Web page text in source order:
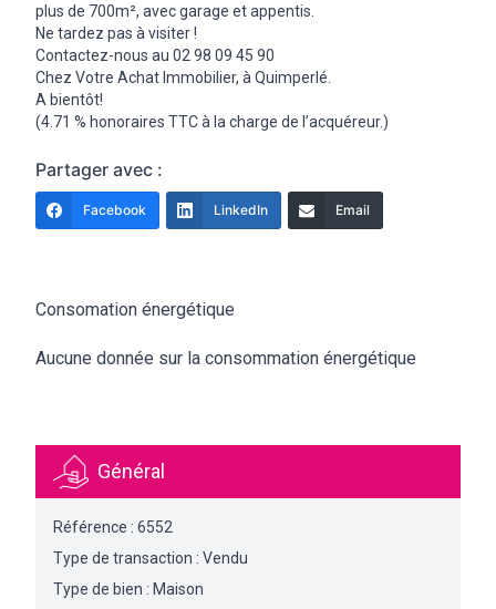
plus de 700m², avec garage et appentis.
Ne tardez pas à visiter !
Contactez-nous au 02 98 09 45 90
Chez Votre Achat Immobilier, à Quimperlé.
A bientôt!
(4.71 % honoraires TTC à la charge de l’acquéreur.)
Partager avec :
Facebook LinkedIn Email
Consomation énergétique
Aucune donnée sur la consommation énergétique
Général
Référence : 6552
Type de transaction : Vendu
Type de bien : Maison